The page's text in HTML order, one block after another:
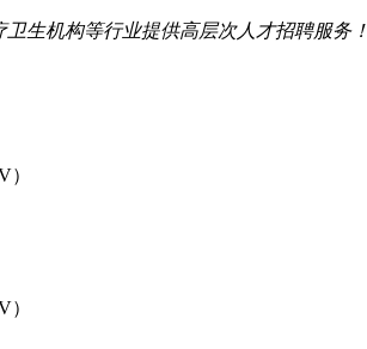
生机构等行业提供高层次人才招聘服务！
）
）